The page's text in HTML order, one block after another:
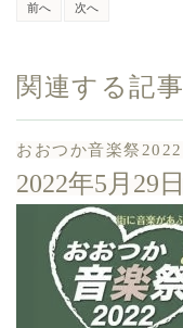
前へ 次へ
関連する記事
おおつか音楽祭2022
2022年5月29日